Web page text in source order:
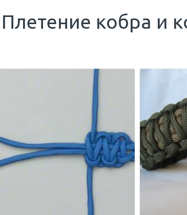
кобра и